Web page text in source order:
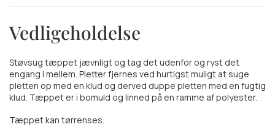
Vedligeholdelse
Støvsug tæppet jævnligt og tag det udenfor og ryst det
engang i mellem. Pletter fjernes ved hurtigst muligt at suge
pletten op med en klud og derved duppe pletten med en fugtig
klud. Tæppet er i bomuld og linned på en ramme af polyester.
Tæppet kan tørrenses.